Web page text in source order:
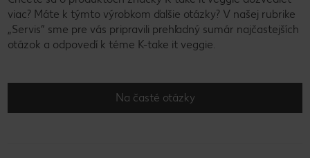
viac? Máte k týmto výrobkom ďalšie otázky? V našej rubrike
„Servis“ sme pre vás pripravili prehľadný sumár najčastejších
otázok a odpovedí k téme K-take it veggie.
Na časté otázky